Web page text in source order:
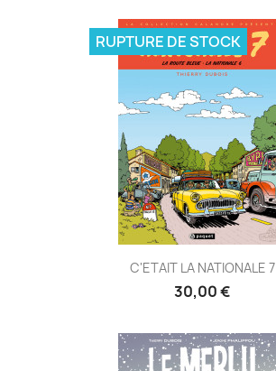
C'ETAIT LA NATIONALE 7
30,00 €
RUPTURE DE STOCK